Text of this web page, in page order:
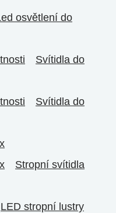
osvětlení do
Svítidla do
Svítidla do
Stropní svítidla
LED stropní lustry